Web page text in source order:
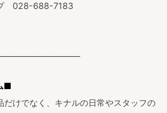
028-688-7183
■
だけでなく、キナルの日常やスタッフの